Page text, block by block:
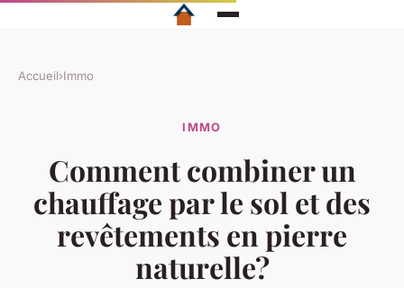
Accueil›Immo
IMMO
Comment combiner un
chauffage par le sol et des
revêtements en pierre
naturelle?